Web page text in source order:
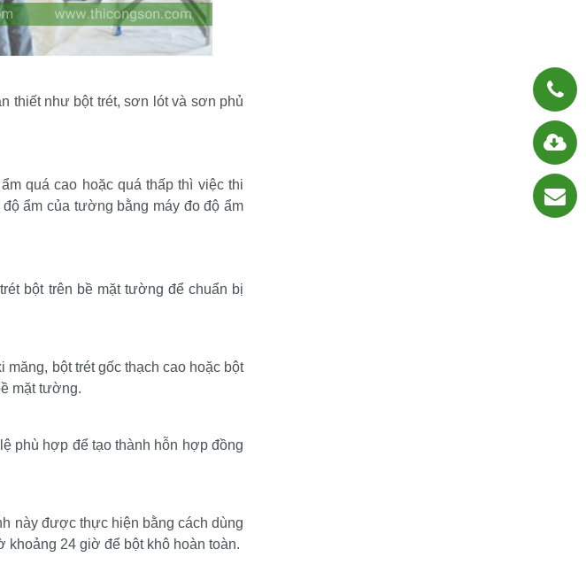
thiết như bột trét, sơn lót và sơn phủ
quá cao hoặc quá thấp thì việc thi
ẩm của tường bằng máy đo độ ẩm
bột trên bề mặt tường để chuẩn bị
bột trét gốc thạch cao hoặc bột
mặt tường.
phù hợp để tạo thành hỗn hợp đồng
này được thực hiện bằng cách dùng
khoảng 24 giờ để bột khô hoàn toàn.